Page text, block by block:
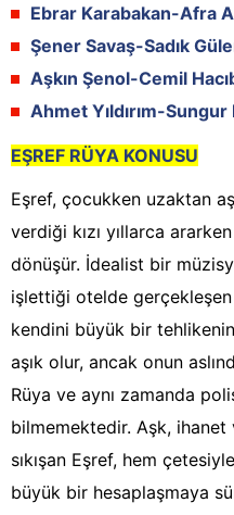
Ebrar Karabakan-Afra
Şener Savaş-Sadık
Aşkın Şenol-Cemil
Ahmet Yıldırım-Sungur
EŞREF RÜYA KONUSU
Eşref, çocukken uzaktan
verdiği kızı yıllarca
dönüşür. İdealist bir
işlettiği otelde
kendini büyük bir
aşık olur, ancak onun
Rüya ve aynı zamanda
bilmemektedir. Aşk,
sıkışan Eşref, hem
büyük bir hesaplaşmaya